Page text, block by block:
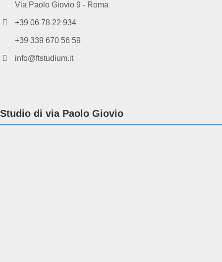
Via Paolo Giovio 9 - Roma
+39 06 78 22 934
+39 339 670 56 59
info@ftstudium.it
Studio di via Paolo Giovio